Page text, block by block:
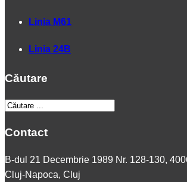
Linia M61
Linia 24B
Căutare
Contact
B-dul 21 Decembrie 1989 Nr. 128-130,
Cluj-Napoca, Cluj